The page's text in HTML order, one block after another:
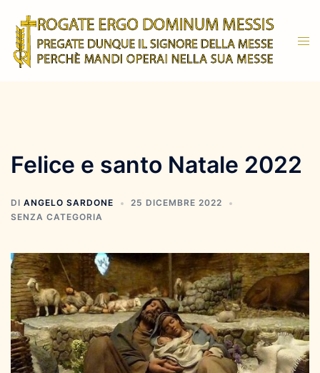
contenuto
Felice e santo Natale 2022
DI ANGELO SARDONE
25 DICEMBRE 2022
SENZA CATEGORIA